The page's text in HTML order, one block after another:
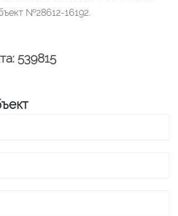
№28612-16192.
539815